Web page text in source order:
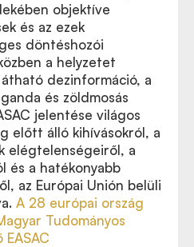
objektíve
és az ezek
döntéshozói
a helyzetet
dezinformáció, a
és zöldmosás
jelentése világos
előtt álló kihívásokról, a
elégtelenségeiről, a
és a hatékonyabb
az Európai Unión belüli
A 28 európai ország
Tudományos